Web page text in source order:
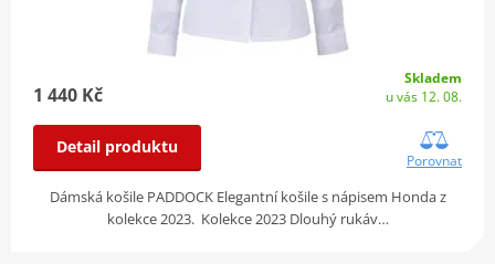
1 440 Kč
Skladem
u vás 12. 08.
Detail produktu
Porovnat
Dámská košile PADDOCK Elegantní košile s nápisem Honda z
kolekce 2023. Kolekce 2023 Dlouhý rukáv…